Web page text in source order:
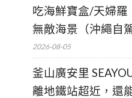
吃海鮮寶盒/天婦羅
無敵海景（沖繩自
2026-08-05
釜山廣安里
離地鐵站超近，還